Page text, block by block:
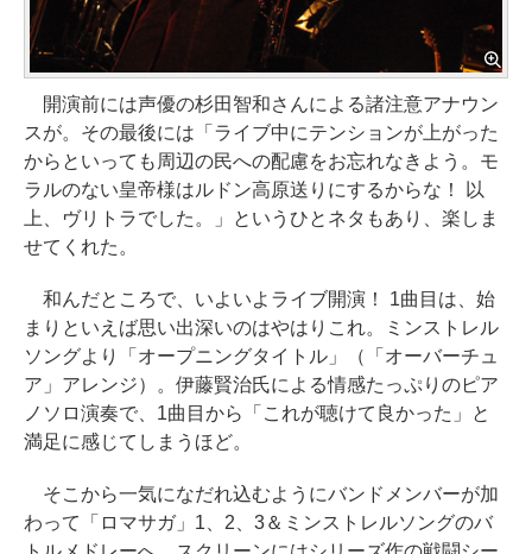
開演前には声優の杉田智和さんによる諸注意アナウン
スが。その最後には「ライブ中にテンションが上がった
からといっても周辺の民への配慮をお忘れなきよう。モ
ラルのない皇帝様はルドン高原送りにするからな！ 以
上、ヴリトラでした。」というひとネタもあり、楽しま
せてくれた。
和んだところで、いよいよライブ開演！ 1曲目は、始
まりといえば思い出深いのはやはりこれ。ミンストレル
ソングより「オープニングタイトル」（「オーバーチュ
ア」アレンジ）。伊藤賢治氏による情感たっぷりのピア
ノソロ演奏で、1曲目から「これが聴けて良かった」と
満足に感じてしまうほど。
そこから一気になだれ込むようにバンドメンバーが加
わって「ロマサガ」1、2、3＆ミンストレルソングのバ